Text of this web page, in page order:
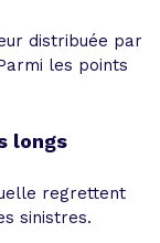
distribuée par
les points
longs
regrettent
sinistres.